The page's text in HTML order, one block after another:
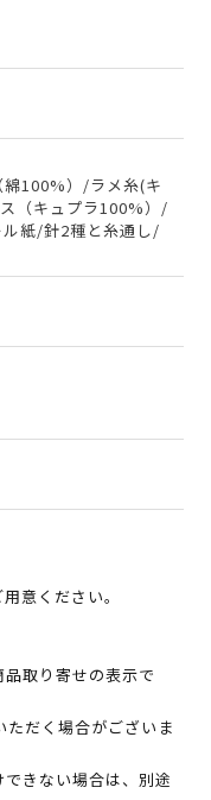
100%）/ラメ糸(キ
（キュプラ100%）/
紙/針2種と糸通し/
意ください。
取り寄せの表示で
だく場合がございま
きない場合は、別途